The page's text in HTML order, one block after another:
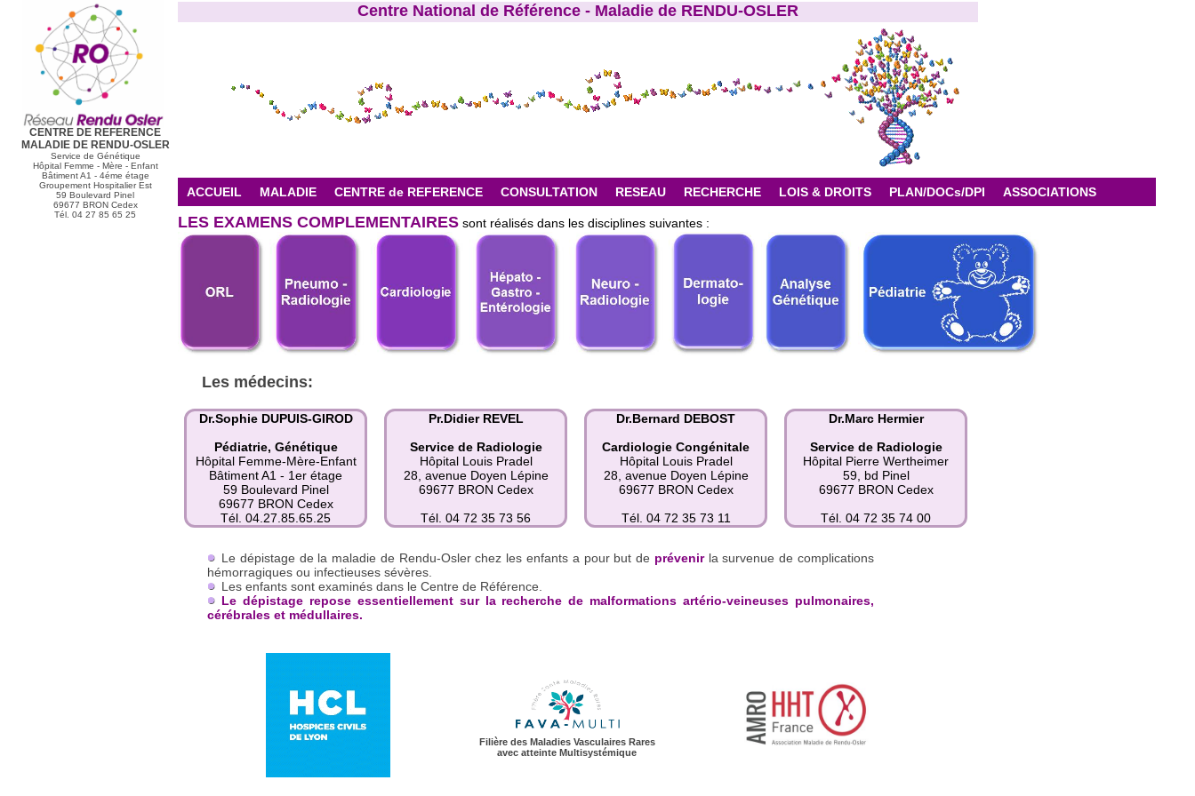
CENTRE DE REFERENCE
MALADIE DE RENDU-OSLER
Service de Génétique
Hôpital Femme - Mère - Enfant
Bâtiment A1 - 4éme étage
Groupement Hospitalier Est
59 Boulevard Pinel
69677 BRON Cedex
Tél. 04 27 85 65 25
LES EXAMENS COMPLEMENTAIRES sont réalisés dans les disciplines suivantes :
Les médecins:
Dr.Sophie DUPUIS-GIROD
Pédiatrie, Génétique
Hôpital Femme-Mère-Enfant
Bâtiment A1 - 1er étage
59 Boulevard Pinel
69677 BRON Cedex
Tél. 04.27.85.65.25
Pr.Didier REVEL
Service de Radiologie
Hôpital Louis Pradel
28, avenue Doyen Lépine
69677 BRON Cedex
Tél. 04 72 35 73 56
Dr.Bernard DEBOST
Cardiologie Congénitale
Hôpital Louis Pradel
28, avenue Doyen Lépine
69677 BRON Cedex
Tél. 04 72 35 73 11
Dr.Marc Hermier
Service de Radiologie
Hôpital Pierre Wertheimer
59, bd Pinel
69677 BRON Cedex
Tél. 04 72 35 74 00
Le dépistage de la maladie de Rendu-Osler chez les enfants a pour but de prévenirla survenue de complications
hémorragiques ou infectieuses sévères.
Les enfants sont examinés dans le Centre de Référence.
Le dépistagerepose essentiellement sur la recherche de malformations artério-veineuses pulmonaires,
cérébrales et médullaires.
Filière des Maladies Vasculaires Rares
avec atteinte Multisystémique
Centre National de Référence - Maladie de RENDU-OSLER
ACCUEIL MALADIE CENTRE de REFERENCE CONSULTATION RESEAU RECHERCHE LOIS & DROITS PLAN/DOCs/DPI ASSOCIATIONS